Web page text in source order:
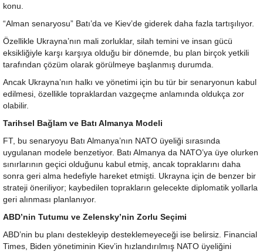
konu.
“Alman senaryosu” Batı’da ve Kiev’de giderek daha fazla tartışılıyor.
Özellikle Ukrayna’nın mali zorluklar, silah temini ve insan gücü
eksikliğiyle karşı karşıya olduğu bir dönemde, bu plan birçok yetkili
tarafından çözüm olarak görülmeye başlanmış durumda.
Ancak Ukrayna’nın halkı ve yönetimi için bu tür bir senaryonun kabul
edilmesi, özellikle topraklardan vazgeçme anlamında oldukça zor
olabilir.
Tarihsel Bağlam ve Batı Almanya Modeli
FT, bu senaryoyu Batı Almanya’nın NATO üyeliği sırasında
uygulanan modele benzetiyor. Batı Almanya da NATO’ya üye olurken
sınırlarının geçici olduğunu kabul etmiş, ancak topraklarını daha
sonra geri alma hedefiyle hareket etmişti. Ukrayna için de benzer bir
strateji öneriliyor; kaybedilen toprakların gelecekte diplomatik yollarla
geri alınması planlanıyor.
ABD’nin Tutumu ve Zelensky’nin Zorlu Seçimi
ABD’nin bu planı destekleyip desteklemeyeceği ise belirsiz. Financial
Times, Biden yönetiminin Kiev’in hızlandırılmış NATO üyeliğini